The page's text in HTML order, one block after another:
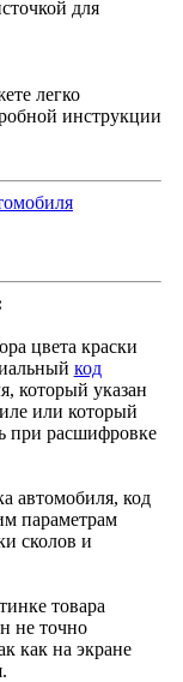
для
легко
инструкции
цвета краски
код
который указан
или который
при расшифровке
автомобиля, код
параметрам
сколов и
товара
не точно
как на экране